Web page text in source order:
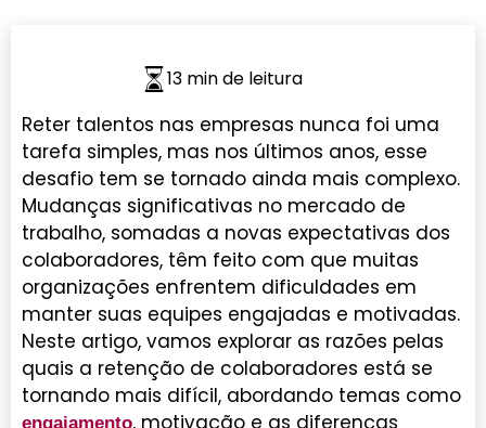
13 min de leitura
Reter talentos nas empresas nunca foi uma
tarefa simples, mas nos últimos anos, esse
desafio tem se tornado ainda mais complexo.
Mudanças significativas no mercado de
trabalho, somadas a novas expectativas dos
colaboradores, têm feito com que muitas
organizações enfrentem dificuldades em
manter suas equipes engajadas e motivadas.
Neste artigo, vamos explorar as razões pelas
quais a retenção de colaboradores está se
tornando mais difícil, abordando temas como
engajamento, motivação e as diferenças